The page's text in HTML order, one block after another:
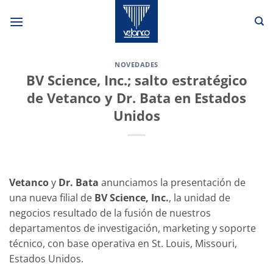
NOVEDADES
BV Science, Inc.; salto estratégico
de Vetanco y Dr. Bata en Estados
Unidos
Vetancoy Dr. Bata anunciamos la presentación de
una nueva filial de BV Science, Inc., la unidad de
negocios resultado de la fusión de nuestros
departamentos de investigación, marketing y soporte
técnico, con base operativa en St. Louis, Missouri,
Estados Unidos.